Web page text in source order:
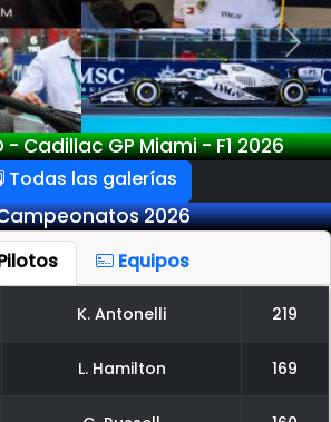
- GP Miami - F1 2026
Next
Todas las galerías
2026
Equipos
K. Antonelli 219
L. Hamilton 169